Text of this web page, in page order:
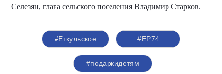
Селезян, глава сельского поселения Владимир Старков.
#Еткульское #ЕР74
#подаркидетям